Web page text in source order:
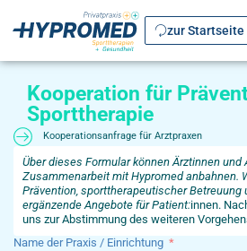
zur Startseite
Kooperation für
Sporttherapie
Kooperationsanfrage für Arztpraxen
Über dieses Formular können Ärztinnen und
Zusammenarbeit mit Hypromed anbahnen.
Prävention, sporttherapeutischer Betreuung
ergänzende Angebote für Patient:innen.
uns zur Abstimmung des weiteren
Name der Praxis / Einrichtung